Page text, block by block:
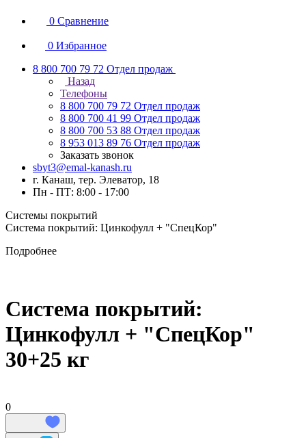
0 Сравнение
0 Избранное
8 800 700 79 72 Отдел продаж
Назад
Телефоны
8 800 700 79 72 Отдел продаж
8 800 700 41 99 Отдел продаж
8 800 700 53 88 Отдел продаж
8 953 013 89 76 Отдел продаж
Заказать звонок
sbyt3@emal-kanash.ru
г. Канаш, тер. Элеватор, 18
Пн - ПТ: 8:00 - 17:00
Системы покрытий
Система покрытий: Цинкофулл + "СпецКор"
Подробнее
Система покрытий:
Цинкофулл + "СпецКор"
30+25 кг
0